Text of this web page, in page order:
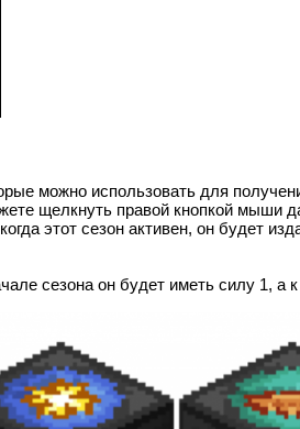
можно использовать для
щелкнуть правой кнопкой мыши
этот сезон активен, он будет
сезона он будет иметь силу 1, а